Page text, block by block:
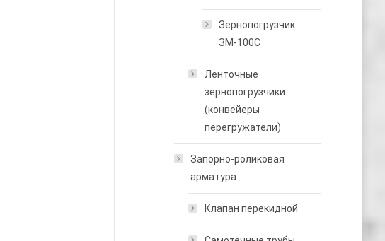
Зернопогрузчик
ЗМ-100С
Ленточные
зернопогрузчики
(конвейеры
перегружатели)
Запорно-роликовая
арматура
Клапан перекидной